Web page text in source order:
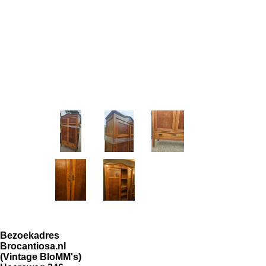
Bezoekadres
Brocantiosa.nl
(Vintage BloMM's)